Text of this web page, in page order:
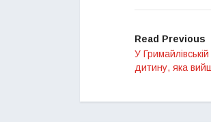
Read Previous
У
дитину, яка